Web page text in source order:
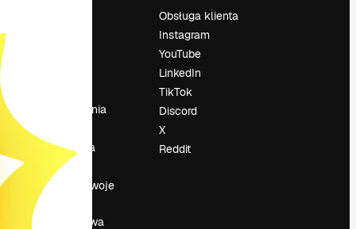
wyszukiwania
Wydarzenia
Slidesgo
Sprzedaj swoje
treści
Sala prasowa
Obsługa klienta
Instagram
YouTube
LinkedIn
TikTok
Discord
X
Reddit